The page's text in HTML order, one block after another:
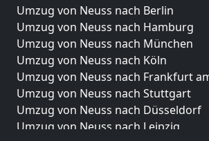
Umzug von Neuss nach Berlin
Umzug von Neuss nach Hamburg
Umzug von Neuss nach München
Umzug von Neuss nach Köln
Umzug von Neuss nach Frankfurt
Umzug von Neuss nach Stuttgart
Umzug von Neuss nach Düsseldorf
Umzug von Neuss nach Leipzig